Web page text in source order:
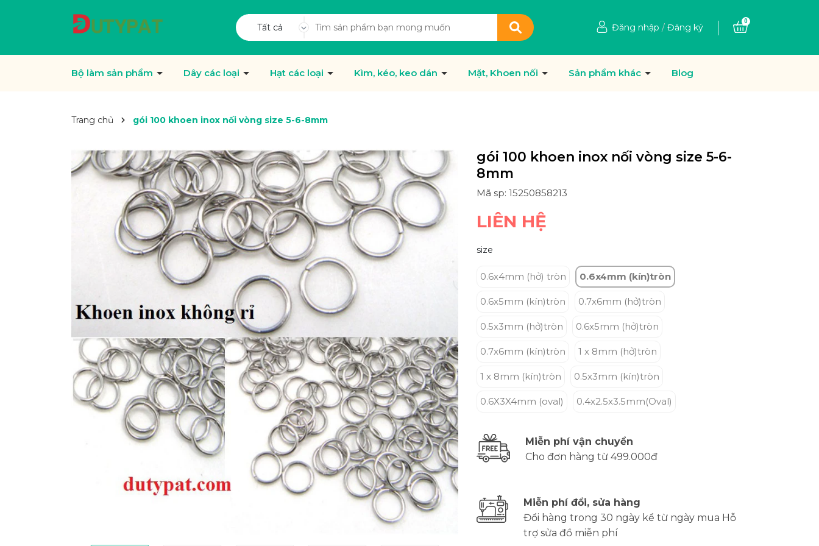
Tất cả Đăng nhập / Đăng ký
0
Bộ làm sản phẩm Dây các loại Hạt các loại Kìm, kéo, keo dán Mặt, Khoen nối Sản phẩm khác Blog
Trang chủ gói 100 khoen inox nối vòng size 5-6-8mm
gói 100 khoen inox nối vòng size 5-6-
8mm
Mã sp: 15250858213
LIÊN HỆ
size
0.6x4mm (hở) tròn 0.6x4mm (kín)tròn
0.6x5mm (kín)tròn 0.7x6mm (hở)tròn
0.5x3mm (hở)tròn 0.6x5mm (hở)tròn
0.7x6mm (kín)tròn 1 x 8mm (hở)tròn
1 x 8mm (kín)tròn 0.5x3mm (kín)tròn
0.6X3X4mm (oval) 0.4x2.5x3.5mm(Oval)
Miễn phí vận chuyển
Cho đơn hàng từ 499.000đ
Miễn phí đổi, sửa hàng
Đổi hàng trong 30 ngày kể từ ngày mua Hỗ
trợ sửa đồ miễn phí